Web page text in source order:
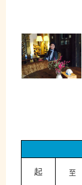
起 至